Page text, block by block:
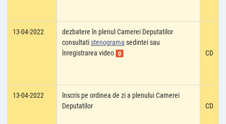
13-04-2022
dezbatere în plenul Camerei Deputatilor
consultatistenograma sedintei sau
înregistrarea video
CD
13-04-2022
înscris pe ordinea de zi a plenului Camerei
Deputatilor
CD